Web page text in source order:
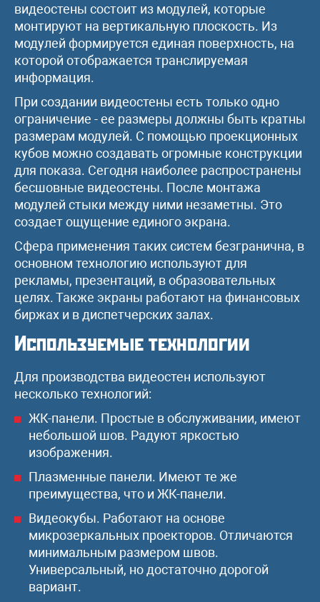
видеостены состоит из модулей, которые
монтируют на вертикальную плоскость. Из
модулей формируется единая поверхность, на
которой отображается транслируемая
информация.
При создании видеостены есть только одно
ограничение - ее размеры должны быть кратны
размерам модулей. С помощью проекционных
кубов можно создавать огромные конструкции
для показа. Сегодня наиболее распространены
бесшовные видеостены. После монтажа
модулей стыки между ними незаметны. Это
создает ощущение единого экрана.
Сфера применения таких систем безгранична, в
основном технологию используют для
рекламы, презентаций, в образовательных
целях. Также экраны работают на финансовых
биржах и в диспетчерских залах.
Используемые технологии
Для производства видеостен используют
несколько технологий:
ЖК-панели. Простые в обслуживании, имеют
небольшой шов. Радуют яркостью
изображения.
Плазменные панели. Имеют те же
преимущества, что и ЖК-панели.
Видеокубы. Работают на основе
микрозеркальных проекторов. Отличаются
минимальным размером швов.
Универсальный, но достаточно дорогой
вариант.